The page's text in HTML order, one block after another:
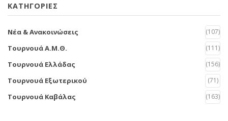
KΑΤΗΓΟΡΊΕΣ
Νέα & Ανακοινώσεις (107)
Τουρνουά Α.Μ.Θ. (111)
Τουρνουά Ελλάδας (156)
Τουρνουά Εξωτερικού (71)
Τουρνουά Καβάλας (163)